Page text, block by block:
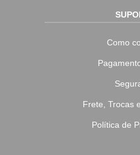
Como
Frete, Trocas
Política de